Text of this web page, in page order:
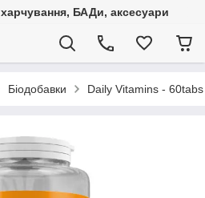
БАДи, аксесуари
Біодобавки Daily Vitamins - 60tabs